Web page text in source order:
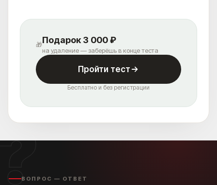
🎁Подарок 3 000 ₽
на удаление — заберёшь в конце теста
Пройти тест
Бесплатно и без регистрации
ВОПРОС — ОТВЕТ